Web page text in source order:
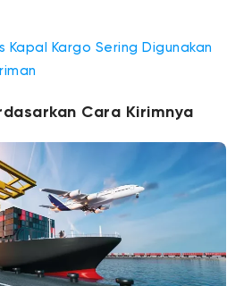
Kapal Kargo Sering Digunakan
Cara Kirimnya